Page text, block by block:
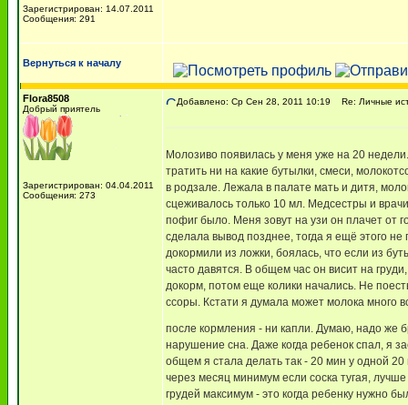
Зарегистрирован: 14.07.2011
Сообщения: 291
Вернуться к началу
Flora8508
Добрый приятель
Зарегистрирован: 04.04.2011
Сообщения: 273
Добавлено: Ср Сен 28, 2011 10:19 Re: Личные
Молозиво появилась у меня уже на 20
тратить ни на какие бутылки, смеси,
в родзале. Лежала в палате мать и дитя,
сцеживалось только 10 мл. Медсестры и
пофиг было. Меня зовут на узи он плачет от
сделала вывод позднее, тогда я ещё этого
докормили из ложки, боялась, что если из
часто давятся. В общем час он висит на
докорм, потом еще колики начались. Не
ссоры. Кстати я думала может молока много
после кормления - ни капли. Думаю, надо же
нарушение сна. Даже когда ребенок спал, я
общем я стала делать так - 20 мин у одной 20
через месяц минимум если соска тугая,
грудей максимум - это когда ребенку нужно